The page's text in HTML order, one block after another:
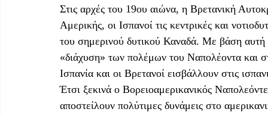
Στις αρχές του 19ου αιώνα, η Βρετανική
Αμερικής, οι Ισπανοί τις κεντρικές και
του σημερινού δυτικού Καναδά. Με βάση
«διάχυση» των πολέμων του Ναπολέοντα
Ισπανία και οι Βρετανοί εισβάλλουν στις
Έτσι ξεκινά ο Βορειοαμερικανικός
αποστείλουν πολύτιμες δυνάμεις στο